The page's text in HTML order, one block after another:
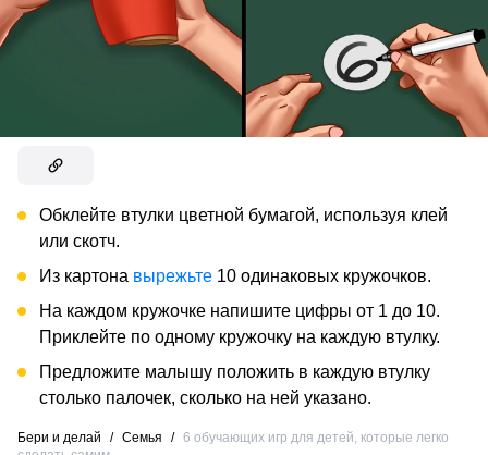
Обклейте втулки цветной бумагой, используя клей
или скотч.
Из картона вырежьте 10 одинаковых кружочков.
На каждом кружочке напишите цифры от 1 до 10.
Приклейте по одному кружочку на каждую втулку.
Предложите малышу положить в каждую втулку
столько палочек, сколько на ней указано.
Бери и делай / Семья / 6 обучающих игр для детей, которые легко